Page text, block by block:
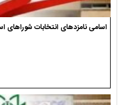
اسامی نامزدهای انتخابات شوراهای